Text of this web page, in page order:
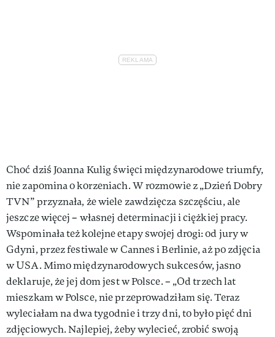
Choć dziś Joanna Kulig święci międzynarodowe triumfy,
nie zapomina o korzeniach. W rozmowie z „Dzień Dobry
TVN” przyznała, że wiele zawdzięcza szczęściu, ale
jeszcze więcej – własnej determinacji i ciężkiej pracy.
Wspominała też kolejne etapy swojej drogi: od jury w
Gdyni, przez festiwale w Cannes i Berlinie, aż po zdjęcia
w USA. Mimo międzynarodowych sukcesów, jasno
deklaruje, że jej dom jest w Polsce. – „Od trzech lat
mieszkam w Polsce, nie przeprowadziłam się. Teraz
wyleciałam na dwa tygodnie i trzy dni, to było pięć dni
zdjęciowych. Najlepiej, żeby wylecieć, zrobić swoją